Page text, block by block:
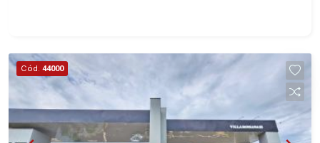
planejadas - Despensa - Varanda gourmet com
churrasqueira - Piscina - Quintal - Corredor lateral
- Paisagismo - Aquecedor solar - Iluminação - 4
vagas sendo 2 cobertas - Fino acabamento - Alto
padrão Martinelli Imobiliária - excelência absoluta
Cód. 44000